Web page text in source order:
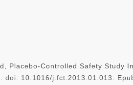
Placebo-Controlled Safety Study
doi: 10.1016/j.fct.2013.01.013.